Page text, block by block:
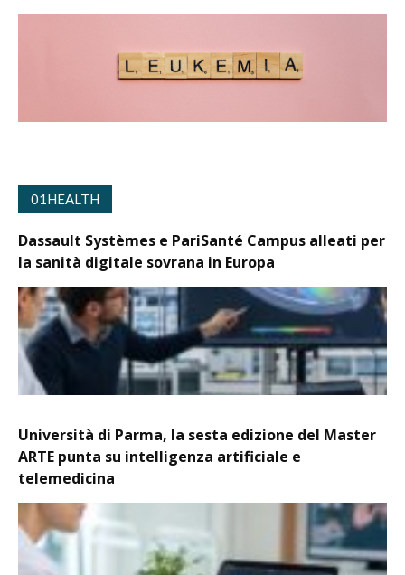
01HEALTH
Dassault Systèmes e PariSanté Campus alleati per
la sanità digitale sovrana in Europa
Università di Parma, la sesta edizione del Master
ARTE punta su intelligenza artificiale e
telemedicina